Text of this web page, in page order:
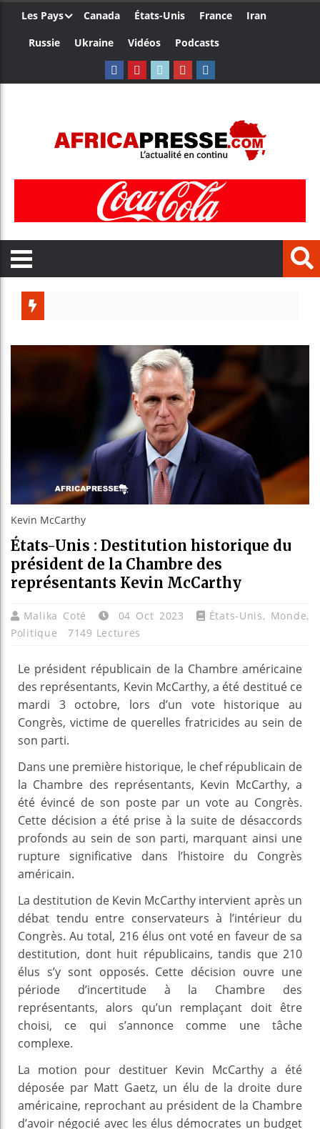
Les Pays Canada États-Unis France
Iran
Russie
Ukraine Vidéos Podcasts
Kevin McCarthy
États-Unis : Destitution historique du
président de la Chambre des
représentants Kevin McCarthy
Malika Coté 04 Oct 2023 États-Unis, Monde,
Politique
7149 Lectures
Le président républicain de la Chambre américaine
des représentants, Kevin McCarthy, a été destitué ce
mardi 3 octobre, lors d’un vote historique au
Congrès, victime de querelles fratricides au sein de
son parti.
Dans une première historique, le chef républicain de
la Chambre des représentants, Kevin McCarthy, a
été évincé de son poste par un vote au Congrès.
Cette décision a été prise à la suite de désaccords
profonds au sein de son parti, marquant ainsi une
rupture significative dans l’histoire du Congrès
américain.
La destitution de Kevin McCarthy intervient après un
débat tendu entre conservateurs à l’intérieur du
Congrès. Au total, 216 élus ont voté en faveur de sa
destitution, dont huit républicains, tandis que 210
élus s’y sont opposés. Cette décision ouvre une
période d’incertitude à la Chambre des
représentants, alors qu’un remplaçant doit être
choisi, ce qui s’annonce comme une tâche
complexe.
La motion pour destituer Kevin McCarthy a été
déposée par Matt Gaetz, un élu de la droite dure
américaine, reprochant au président de la Chambre
d’avoir négocié avec les élus démocrates un budget